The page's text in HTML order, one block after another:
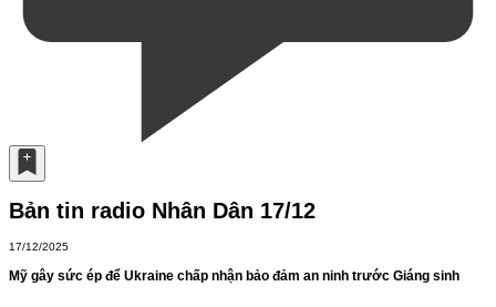
Bản tin radio Nhân Dân 17/12
17/12/2025
Mỹ gây sức ép để Ukraine chấp nhận bảo đảm an ninh trước Giáng sinh